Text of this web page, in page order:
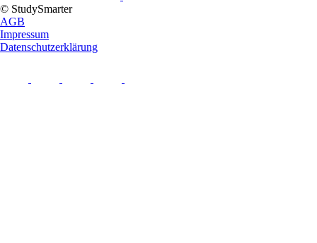
© StudySmarter
AGB
Impressum
Datenschutzerklärung